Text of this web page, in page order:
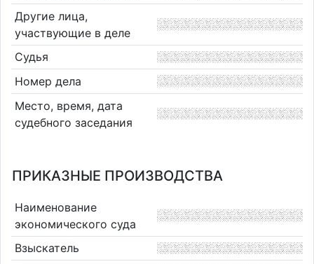
Другие лица,
участвующие в деле
Судья
Номер дела
Место, время, дата
судебного заседания
ПРИКАЗНЫЕ ПРОИЗВОДСТВА
Наименование
экономического суда
Взыскатель